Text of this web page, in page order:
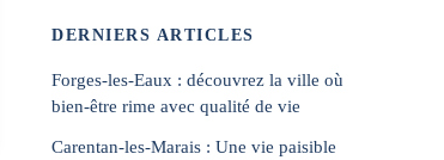
DERNIERS ARTICLES
Forges-les-Eaux : découvrez la ville où
bien-être rime avec qualité de vie
Carentan-les-Marais : Une vie paisible